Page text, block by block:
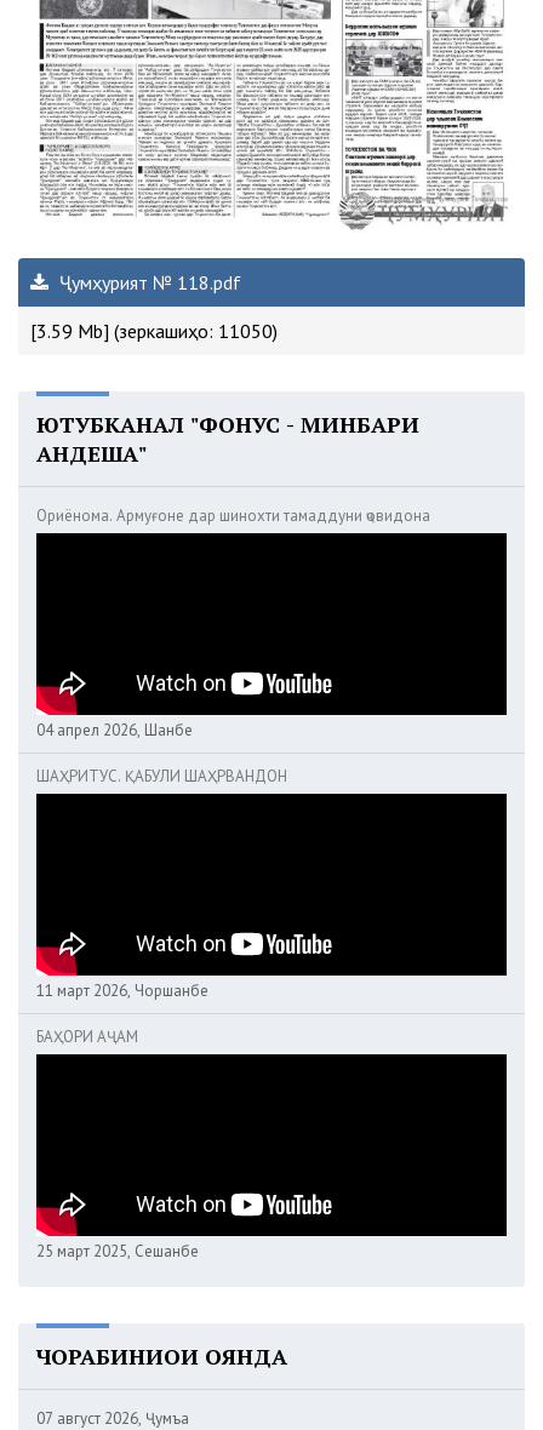
Ҷумҳурият № 118.pdf
[3.59 Mb] (зеркашиҳо: 11050)
ЮТУБКАНАЛ "ФОНУС - МИНБАРИ
АНДЕША"
Ориёнома. Армуғоне дар шинохти тамаддуни ҷовидона
04 апрел 2026, Шанбе
ШАҲРИТУС. ҚАБУЛИ ШАҲРВАНДОН
11 март 2026, Чоршанбе
БАҲОРИ АҶАМ
25 март 2025, Сешанбе
ЧОРАБИНИҲОИ ОЯНДА
07 август 2026, Ҷумъа